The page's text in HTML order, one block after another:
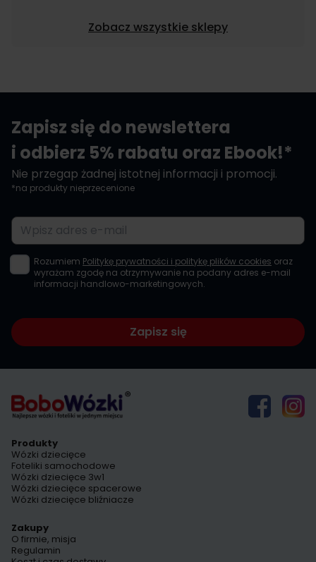
Zobacz wszystkie sklepy
Zapisz się do newslettera
i odbierz 5% rabatu oraz Ebook!*
Nie przegap żadnej istotnej informacji i promocji.
*na produkty nieprzecenione
Adres e-mail
Rozumiem Politykę prywatności i politykę plików cookies oraz
wyrażam zgodę na otrzymywanie na podany adres e-mail
informacji handlowo-marketingowych.
Zapisz się
Produkty
Wózki dziecięce
Foteliki samochodowe
Wózki dziecięce 3w1
Wózki dziecięce spacerowe
Wózki dziecięce bliźniacze
Zakupy
O firmie, misja
Regulamin